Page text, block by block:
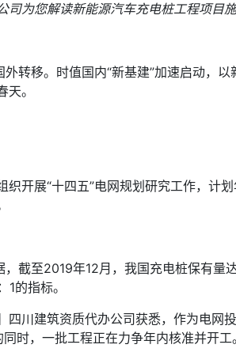
司为您解读新能源汽车充电桩工程项目施
转移。时值国内“新基建”加速启动，
。
织开展“十四五”电网规划研究工作，
，截至2019年12月，我国充电桩保有
的指标。
川建筑资质代办公司获悉，作为电
时，一批工程正在力争年内核准并开